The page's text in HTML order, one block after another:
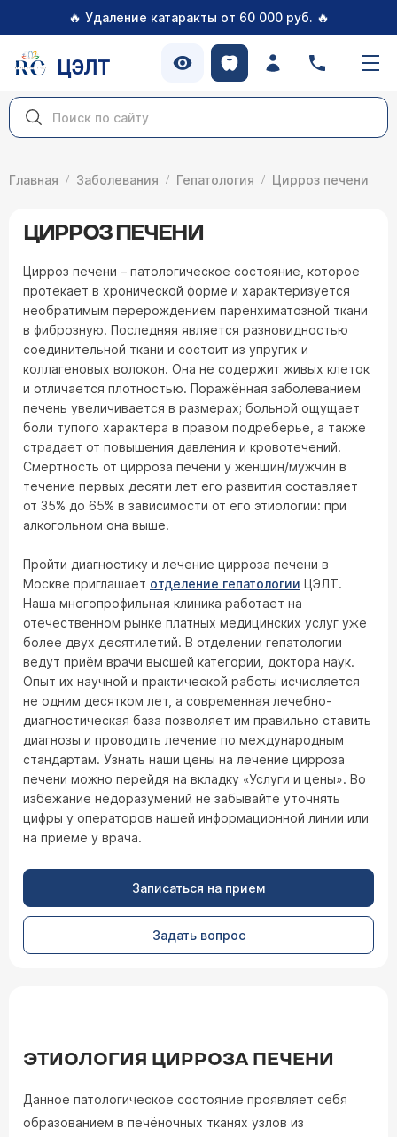
🔥 Удаление катаракты от 60 000 руб. 🔥
ЦЭЛТ
Главная Заболевания Гепатология Цирроз печени
ЦИРРОЗ ПЕЧЕНИ
Цирроз печени – патологическое состояние, которое
протекает в хронической форме и характеризуется
необратимым перерождением паренхиматозной ткани
в фиброзную. Последняя является разновидностью
соединительной ткани и состоит из упругих и
коллагеновых волокон. Она не содержит живых клеток
и отличается плотностью. Поражённая заболеванием
печень увеличивается в размерах; больной ощущает
боли тупого характера в правом подреберье, а также
страдает от повышения давления и кровотечений.
Смертность от цирроза печени у женщин/мужчин в
течение первых десяти лет его развития составляет
от 35% до 65% в зависимости от его этиологии: при
алкогольном она выше.
Пройти диагностику и лечение цирроза печени в
Москве приглашает отделение гепатологии ЦЭЛТ.
Наша многопрофильная клиника работает на
отечественном рынке платных медицинских услуг уже
более двух десятилетий. В отделении гепатологии
ведут приём врачи высшей категории, доктора наук.
Опыт их научной и практической работы исчисляется
не одним десятком лет, а современная лечебно-
диагностическая база позволяет им правильно ставить
диагнозы и проводить лечение по международным
стандартам. Узнать наши цены на лечение цирроза
печени можно перейдя на вкладку «Услуги и цены». Во
избежание недоразумений не забывайте уточнять
цифры у операторов нашей информационной линии или
на приёме у врача.
Записаться на прием
Задать вопрос
ЭТИОЛОГИЯ ЦИРРОЗА ПЕЧЕНИ
Данное патологическое состояние проявляет себя
образованием в печёночных тканях узлов из